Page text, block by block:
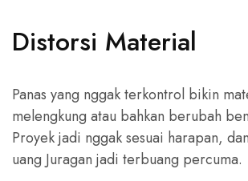
Distorsi Material
Panas yang nggak terkontrol bikin
melengkung atau bahkan berubah
Proyek jadi nggak sesuai harapan,
uang Juragan jadi terbuang percuma.